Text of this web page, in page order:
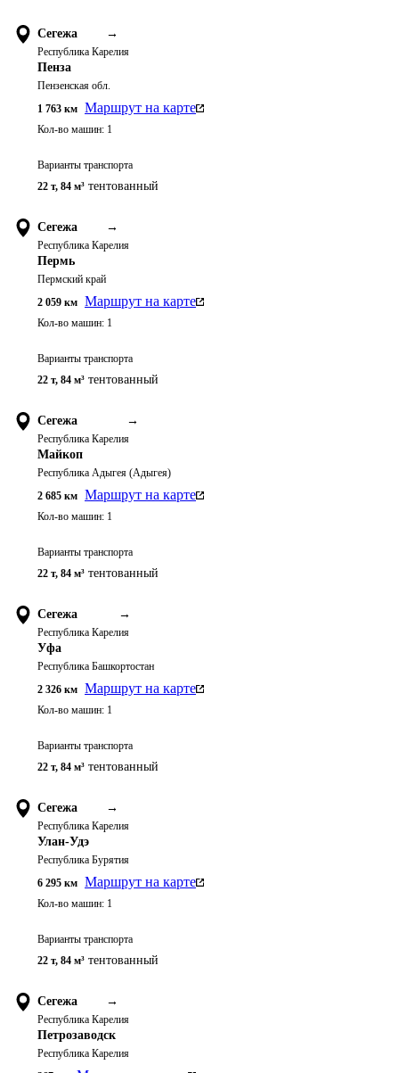
Сегежа →
Республика Карелия
Пенза
Пензенская обл.
1 763 км Маршрут на карте
Кол-во машин: 1
Варианты транспорта
22 т, 84 м³ тентованный
Сегежа →
Республика Карелия
Пермь
Пермский край
2 059 км Маршрут на карте
Кол-во машин: 1
Варианты транспорта
22 т, 84 м³ тентованный
Сегежа →
Республика Карелия
Майкоп
Республика Адыгея (Адыгея)
2 685 км Маршрут на карте
Кол-во машин: 1
Варианты транспорта
22 т, 84 м³ тентованный
Сегежа →
Республика Карелия
Уфа
Республика Башкортостан
2 326 км Маршрут на карте
Кол-во машин: 1
Варианты транспорта
22 т, 84 м³ тентованный
Сегежа →
Республика Карелия
Улан-Удэ
Республика Бурятия
6 295 км Маршрут на карте
Кол-во машин: 1
Варианты транспорта
22 т, 84 м³ тентованный
Сегежа →
Республика Карелия
Петрозаводск
Республика Карелия